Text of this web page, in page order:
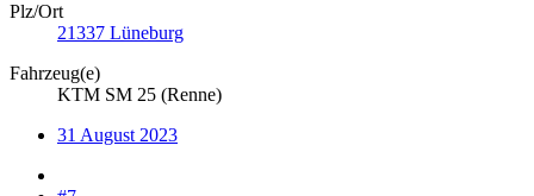
Plz/Ort
21337 Lüneburg
Fahrzeug(e)
KTM SM 25 (Renne)
31 August 2023